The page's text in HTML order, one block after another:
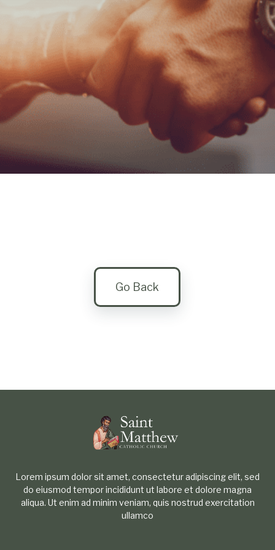
Go Back
Lorem ipsum dolor sit amet, consectetur adipiscing elit, sed
do eiusmod tempor incididunt ut labore et dolore magna
aliqua. Ut enim ad minim veniam, quis nostrud exercitation
ullamco